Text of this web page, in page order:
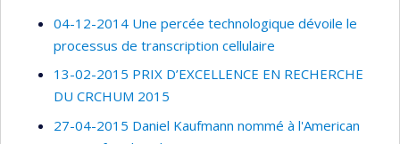
04-12-2014 Une percée technologique dévoile le
processus de transcription cellulaire
13-02-2015 PRIX D’EXCELLENCE EN RECHERCHE
DU CRCHUM 2015
27-04-2015 Daniel Kaufmann nommé à l'American